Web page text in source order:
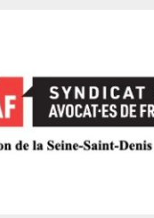
violations graves des
par le SAF Paris et
de
le tribunal